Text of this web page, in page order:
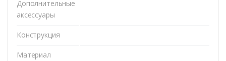
Дополнительные
аксессуары
Конструкция
Материал